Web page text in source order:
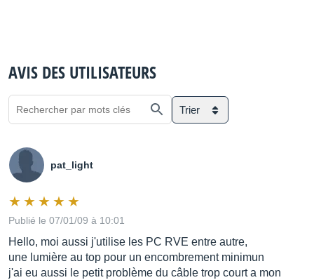
AVIS DES UTILISATEURS
Trier
pat_light
Publié le 07/01/09 à 10:01
Hello, moi aussi j'utilise les PC RVE entre autre,
une lumière au top pour un encombrement minimun
j'ai eu aussi le petit problème du câble trop court a mon